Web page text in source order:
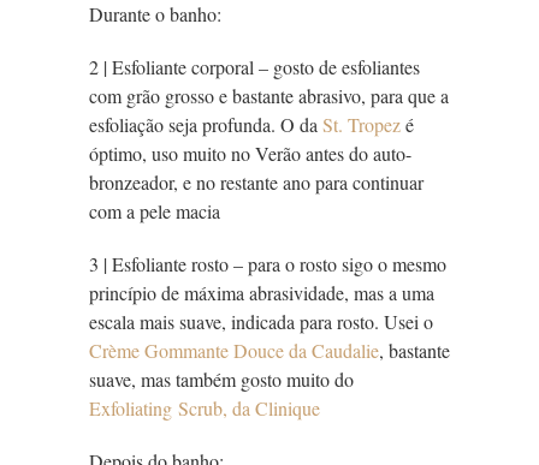
Durante o banho:
2 | Esfoliante corporal – gosto de esfoliantes
com grão grosso e bastante abrasivo, para que a
esfoliação seja profunda. O daSt. Tropezé
óptimo, uso muito no Verão antes do auto-
bronzeador, e no restante ano para continuar
com a pele macia
3 | Esfoliante rosto – para o rosto sigo o mesmo
princípio de máxima abrasividade, mas a uma
escala mais suave, indicada para rosto. Usei o
Crème Gommante Douce da Caudalie, bastante
suave, mas também gosto muito do
Exfoliating Scrub, da Clinique